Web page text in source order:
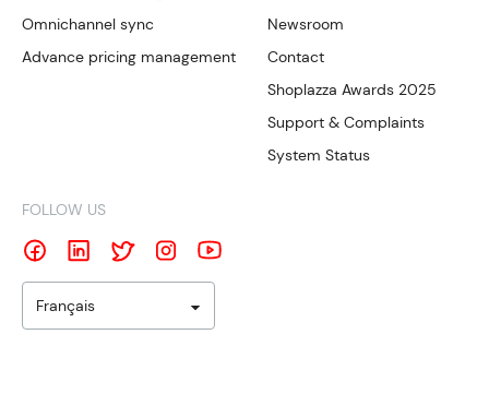
Omnichannel sync
Advance pricing management
Newsroom
Contact
Shoplazza Awards 2025
Support & Complaints
System Status
FOLLOW US
Français